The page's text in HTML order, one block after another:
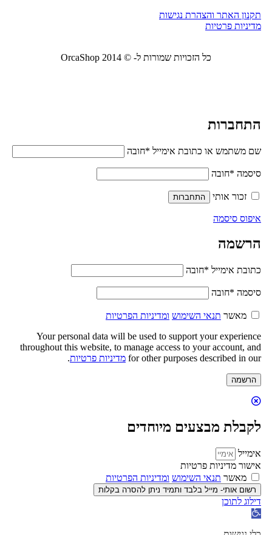
תקנון האתר והצהרת נגישות
מדיניות פרטיות
כל הזכויות שמורות ל- © 2014 OrcaShop
התחברות
שם משתמש או כתובת אימייל *חובה
סיסמה *חובה
זכור אותי התחברות
איפוס סיסמה
הרשמה
כתובת אימייל *חובה
סיסמה *חובה
מאשר תנאי השימוש ומדיניות הפרטיות
Your personal data will be used to support your experience
throughout this website, to manage access to your account, and
for other purposes described in our מדיניות פרטיות.
הרשמה
לקבלת מבצעים מיוחדים
אימייל
אישור מדיניות פרטיות
מאשר תנאי השימוש ומדיניות הפרטיות
רשום אותי- מייל בלבד ותמיד ניתן להסרה בקלות
דילוג לתוכן
פתח